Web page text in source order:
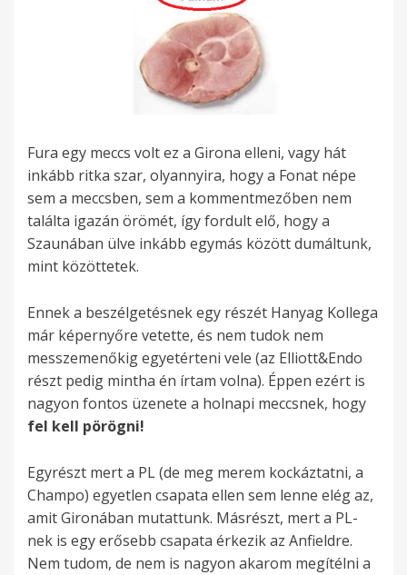
Fura egy meccs volt ez a Girona elleni, vagy hát
inkább ritka szar, olyannyira, hogy a Fonat népe
sem a meccsben, sem a kommentmezőben nem
találta igazán örömét, így fordult elő, hogy a
Szaunában ülve inkább egymás között dumáltunk,
mint közöttetek.
Ennek a beszélgetésnek egy részét Hanyag Kollega
már képernyőre vetette, és nem tudok nem
messzemenőkig egyetérteni vele (az Elliott&Endo
részt pedig mintha én írtam volna). Éppen ezért is
nagyon fontos üzenete a holnapi meccsnek, hogy
fel kell pörögni!
Egyrészt mert a PL (de meg merem kockáztatni, a
Champo) egyetlen csapata ellen sem lenne elég az,
amit Gironában mutattunk. Másrészt, mert a PL-
nek is egy erősebb csapata érkezik az Anfieldre.
Nem tudom, de nem is nagyon akarom megítélni a